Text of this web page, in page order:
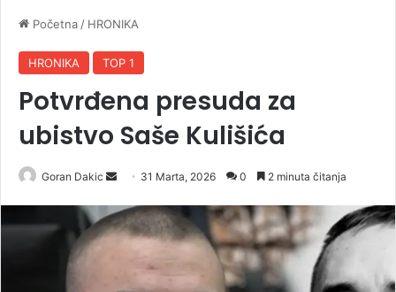
Početna / HRONIKA
HRONIKA TOP 1
Potvrđena presuda za
ubistvo Saše Kulišića
Goran Dakic
n
d
31 Marta, 2026 0 2 minuta čitanja